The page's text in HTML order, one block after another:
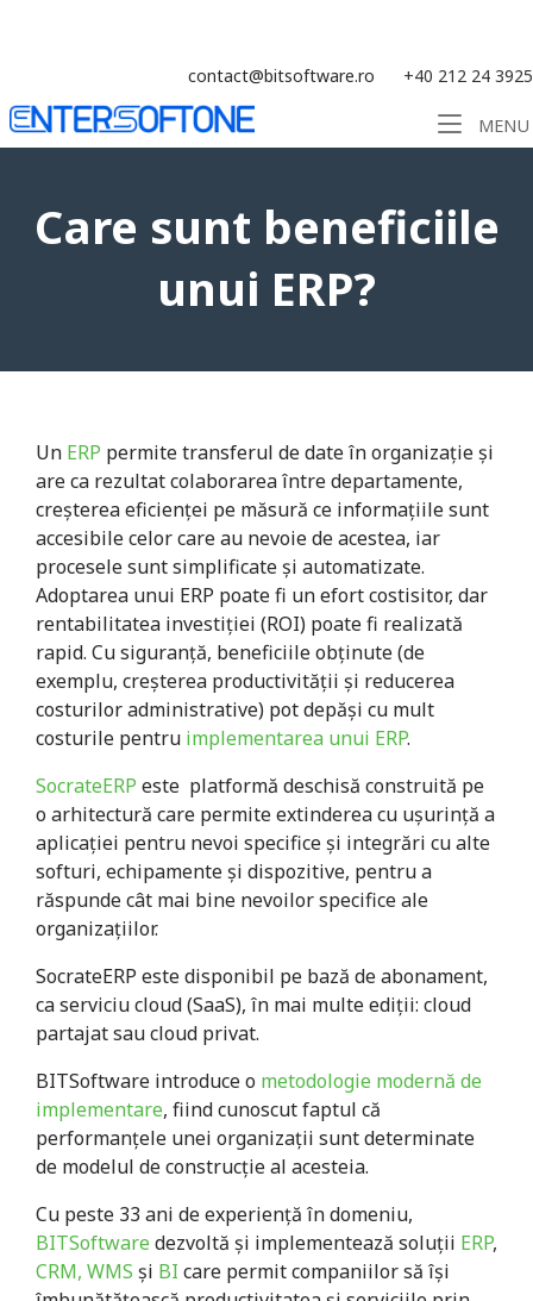
contact@bitsoftware.ro +40 212 24 3925
Home MENU
Care sunt beneficiile
unui ERP?
Un ERP permite transferul de date în organizație și
are ca rezultat colaborarea între departamente,
creșterea eficienței pe măsură ce informațiile sunt
accesibile celor care au nevoie de acestea, iar
procesele sunt simplificate și automatizate.
Adoptarea unui ERP poate fi un efort costisitor, dar
rentabilitatea investiției (ROI) poate fi realizată
rapid. Cu siguranță, beneficiile obținute (de
exemplu, creșterea productivității și reducerea
costurilor administrative) pot depăși cu mult
costurile pentru implementarea unui ERP.
SocrateERP este platformă deschisă construită pe
o arhitectură care permite extinderea cu ușurință a
aplicației pentru nevoi specifice și integrări cu alte
softuri, echipamente și dispozitive, pentru a
răspunde cât mai bine nevoilor specifice ale
organizațiilor.
SocrateERP este disponibil pe bază de abonament,
ca serviciu cloud (SaaS), în mai multe ediții: cloud
partajat sau cloud privat.
BITSoftware introduce o metodologie modernă de
implementare, fiind cunoscut faptul că
performanţele unei organizaţii sunt determinate
de modelul de construcţie al acesteia.
Cu peste 33 ani de experienţă în domeniu,
BITSoftware dezvoltă și implementează soluții ERP,
CRM, WMS și BI care permit companiilor să își